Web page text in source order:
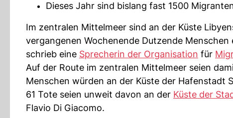
Dieses Jahr sind bislang fast 1500
Im zentralen Mittelmeer sind an der Küste
vergangenen Wochenende Dutzende
schrieb eine Sprecherin der Organisation für
Auf der Route im zentralen Mittelmeer seien
Menschen würden an der Küste der Hafenstadt
61 Tote seien unweit davon an der Küste der
Flavio Di Giacomo.